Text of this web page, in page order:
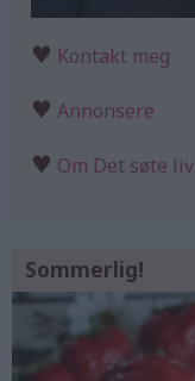
♥ Kontakt meg
♥ Annonsere
♥ Om Det søte liv
Sommerlig!